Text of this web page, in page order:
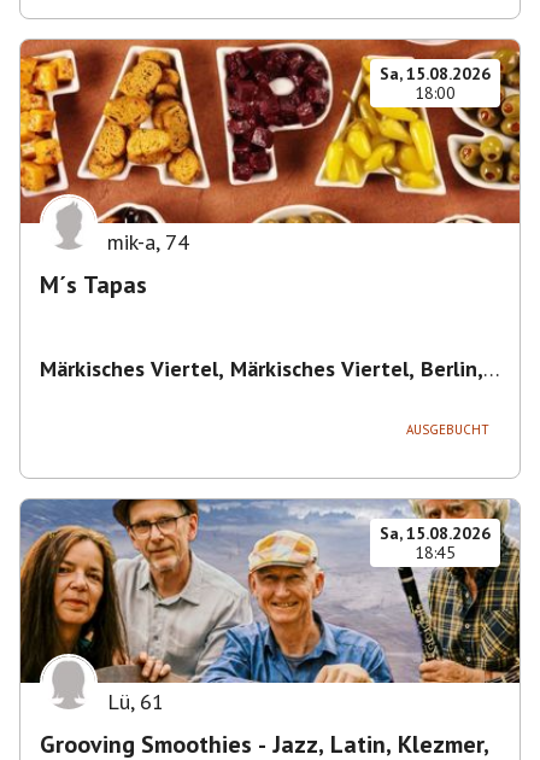
Sa, 15.08.2026
18:00
mik-a, 74
M´s Tapas
Märkisches Viertel, Märkisches Viertel, Berlin,
AUSGEBUCHT
Sa, 15.08.2026
18:45
Lü, 61
Grooving Smoothies - Jazz, Latin, Klezmer,